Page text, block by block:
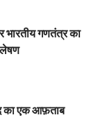
भारतीय गणतंत्र का
का एक आफ़ताब